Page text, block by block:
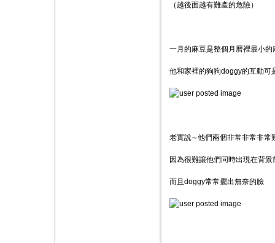
（越後面越有難產的危險）
一月的麻豆是整個月曆裡最小的
他和家裡的狗狗doggy的互動可
老實說∼他們兩個非常非常非常
因為很難讓他們同時出現在背景
而且doggy常常擺出無奈的臉